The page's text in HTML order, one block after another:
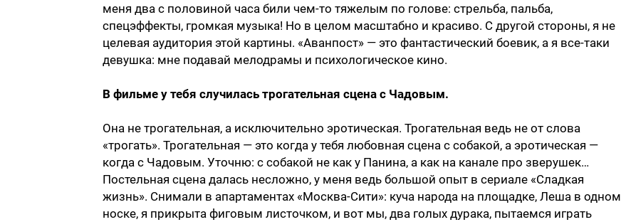
меня два с половиной часа били чем-то тяжелым по голове: стрельба, пальба,
спецэффекты, громкая музыка! Но в целом масштабно и красиво. С другой стороны, я не
целевая аудитория этой картины. «Аванпост» — это фантастический боевик, а я все-таки
девушка: мне подавай мелодрамы и психологическое кино.
В фильме у тебя случилась трогательная сцена с Чадовым.
Она не трогательная, а исключительно эротическая. Трогательная ведь не от слова
«трогать». Трогательная — это когда у тебя любовная сцена с собакой, а эротическая —
когда с Чадовым. Уточню: с собакой не как у Панина, а как на канале про зверушек…
Постельная сцена далась несложно, у меня ведь большой опыт в сериале «Сладкая
жизнь». Снимали в апартаментах «Москва-Сити»: куча народа на площадке, Леша в одном
носке, я прикрыта фиговым листочком, и вот мы, два голых дурака, пытаемся играть